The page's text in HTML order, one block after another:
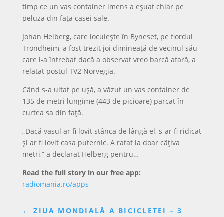
timp ce un vas container imens a eșuat chiar pe
peluza din fața casei sale.
Johan Helberg, care locuiește în Byneset, pe fiordul
Trondheim, a fost trezit joi dimineață de vecinul său
care l-a întrebat dacă a observat vreo barcă afară, a
relatat postul TV2 Norvegia.
Când s-a uitat pe ușă, a văzut un vas container de
135 de metri lungime (443 de picioare) parcat în
curtea sa din față.
„Dacă vasul ar fi lovit stânca de lângă el, s-ar fi ridicat
și ar fi lovit casa puternic. A ratat la doar câțiva
metri,” a declarat Helberg pentru…
Read the full story in our free app:
radiomania.ro/apps
←ZIUA MONDIALĂ A BICICLETEI – 3